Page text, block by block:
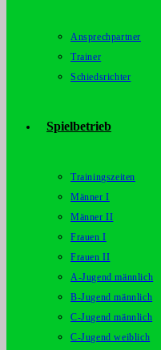
Ansprechpartner
Trainer
Schiedsrichter
Spielbetrieb
Trainingszeiten
Männer I
Männer II
Frauen I
Frauen II
A-Jugend männlich
B-Jugend männlich
C-Jugend männlich
C-Jugend weiblich